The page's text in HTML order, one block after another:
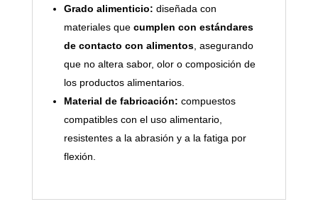
Grado alimenticio: diseñada con
materiales que cumplen con estándares
de contacto con alimentos, asegurando
que no altera sabor, olor o composición de
los productos alimentarios.
Material de fabricación: compuestos
compatibles con el uso alimentario,
resistentes a la abrasión y a la fatiga por
flexión.